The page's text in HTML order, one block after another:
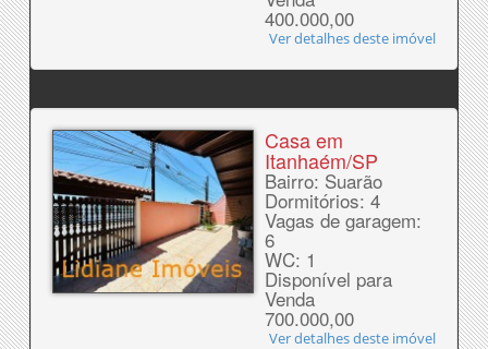
400.000,00
Ver detalhes deste imóvel
Casa em
Itanhaém/SP
Bairro: Suarão
Dormitórios: 4
Vagas de garagem:
6
WC: 1
Disponível para
Venda
700.000,00
Ver detalhes deste imóvel